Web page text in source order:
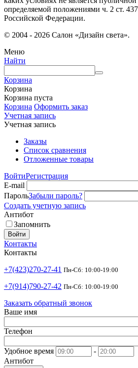
определяемой положениями ч. 2 ст.
Российской Федерации.
© 2004 - 2026 Салон «Дизайн света».
Меню
Найти
Корзина
Корзина
Корзина пуста
Корзина Оформить заказ
Учетная запись
Учетная запись
Заказы
Список сравнения
Отложенные товары
ВойтиРегистрация
E-mail
ПарольЗабыли пароль?
Создать учетную запись
Антибот
Запомнить
Войти
Контакты
Контакты
+7(423)270-27-41 Пн-Сб: 10:00-19:00
+7(914)790-27-42 Пн-Сб: 10:00-19:00
Заказать обратный звонок
Ваше имя
Телефон
Удобное время
-
Антибот